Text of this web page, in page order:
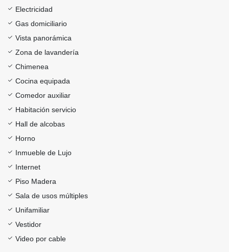
Electricidad
Gas domiciliario
Vista panorámica
Zona de lavandería
Chimenea
Cocina equipada
Comedor auxiliar
Habitación servicio
Hall de alcobas
Horno
Inmueble de Lujo
Internet
Piso Madera
Sala de usos múltiples
Unifamiliar
Vestidor
Video por cable